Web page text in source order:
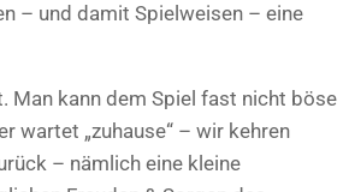
– und damit Spielweisen – eine
Man kann dem Spiel fast nicht böse
wartet „zuhause“ – wir kehren
– nämlich eine kleine